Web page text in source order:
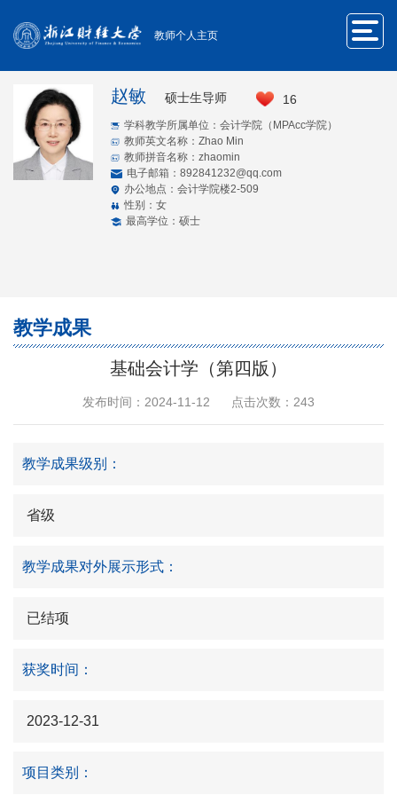
教师个人主页
赵敏 硕士生导师 16
学科教学所属单位：会计学院（MPAcc学院）
教师英文名称：Zhao Min
教师拼音名称：zhaomin
电子邮箱： 892841232@qq.com
办公地点：会计学院楼2-509
性别：女
最高学位：硕士
教学成果
基础会计学（第四版）
发布时间：2024-11-12 点击次数： 243
教学成果级别：
省级
教学成果对外展示形式：
已结项
获奖时间：
2023-12-31
项目类别：